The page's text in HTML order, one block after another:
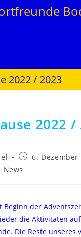
2022 / 2023
2022 /
6. Dezember
News
Beginn der
die Aktivitäten
Die Reste unseres